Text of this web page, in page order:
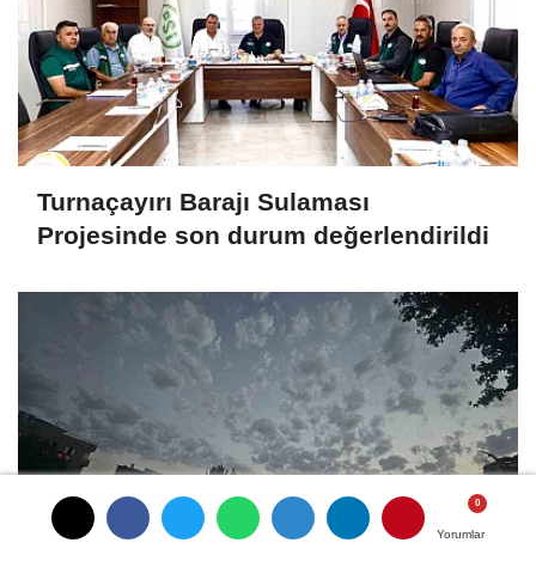
Yorumlar
Yorumlar
Turnaçayırı Barajı Sulaması
Projesinde son durum değerlendirildi